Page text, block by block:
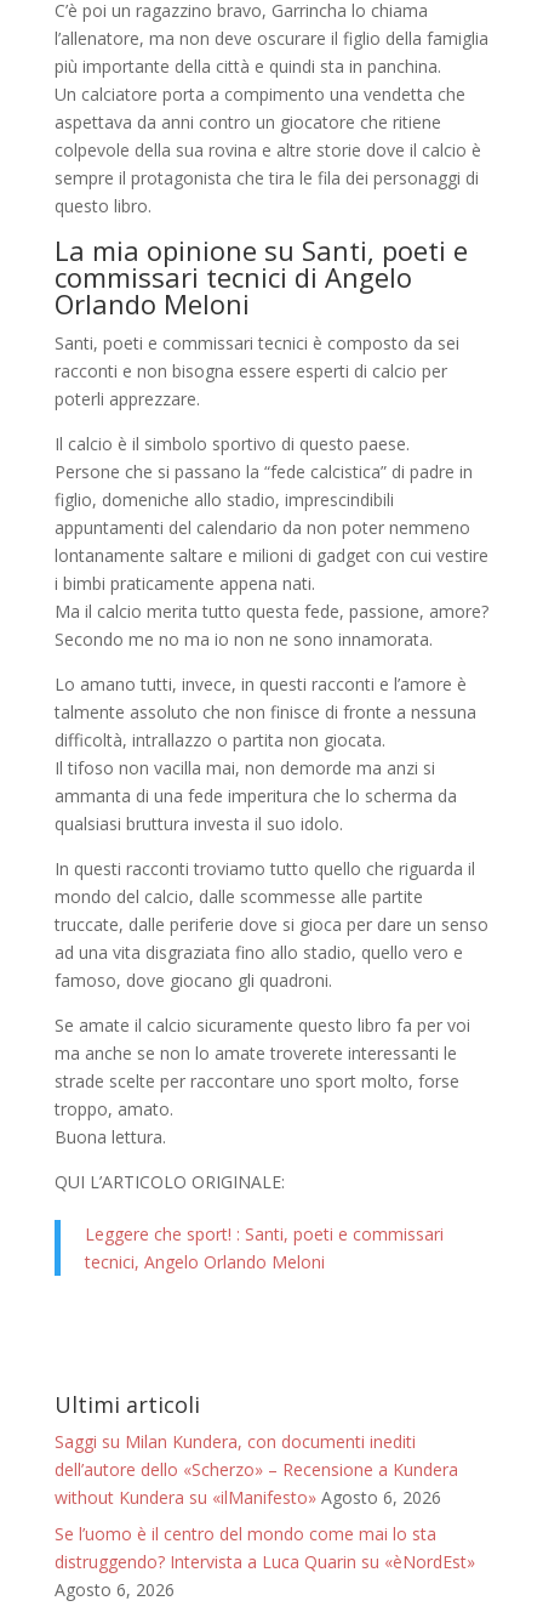
C’è poi un ragazzino bravo, Garrincha lo chiama
l’allenatore, ma non deve oscurare il figlio della famiglia
più importante della città e quindi sta in panchina.
Un calciatore porta a compimento una vendetta che
aspettava da anni contro un giocatore che ritiene
colpevole della sua rovina e altre storie dove il calcio è
sempre il protagonista che tira le fila dei personaggi di
questo libro.
La mia opinione su Santi, poeti e
commissari tecnici di Angelo
Orlando Meloni
Santi, poeti e commissari tecnici è composto da sei
racconti e non bisogna essere esperti di calcio per
poterli apprezzare.
Il calcio è il simbolo sportivo di questo paese.
Persone che si passano la “fede calcistica” di padre in
figlio, domeniche allo stadio, imprescindibili
appuntamenti del calendario da non poter nemmeno
lontanamente saltare e milioni di gadget con cui vestire
i bimbi praticamente appena nati.
Ma il calcio merita tutto questa fede, passione, amore?
Secondo me no ma io non ne sono innamorata.
Lo amano tutti, invece, in questi racconti e l’amore è
talmente assoluto che non finisce di fronte a nessuna
difficoltà, intrallazzo o partita non giocata.
Il tifoso non vacilla mai, non demorde ma anzi si
ammanta di una fede imperitura che lo scherma da
qualsiasi bruttura investa il suo idolo.
In questi racconti troviamo tutto quello che riguarda il
mondo del calcio, dalle scommesse alle partite
truccate, dalle periferie dove si gioca per dare un senso
ad una vita disgraziata fino allo stadio, quello vero e
famoso, dove giocano gli quadroni.
Se amate il calcio sicuramente questo libro fa per voi
ma anche se non lo amate troverete interessanti le
strade scelte per raccontare uno sport molto, forse
troppo, amato.
Buona lettura.
QUI L’ARTICOLO ORIGINALE:
Leggere che sport! : Santi, poeti e commissari
tecnici, Angelo Orlando Meloni
Ultimi articoli
Saggi su Milan Kundera, con documenti inediti
dell’autore dello «Scherzo» – Recensione a Kundera
without Kundera su «ilManifesto» Agosto 6, 2026
Se l’uomo è il centro del mondo come mai lo sta
distruggendo? Intervista a Luca Quarin su «èNordEst»
Agosto 6, 2026